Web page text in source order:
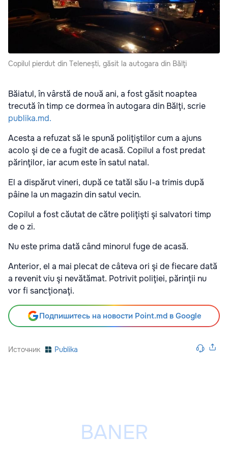
Copilul pierdut din Telenești, găsit la autogara din Bălţi
Băiatul, în vârstă de nouă ani, a fost găsit noaptea
trecută în timp ce dormea în autogara din Bălţi, scrie
publika.md.
Acesta a refuzat să le spună poliţiştilor cum a ajuns
acolo şi de ce a fugit de acasă. Copilul a fost predat
părinţilor, iar acum este în satul natal.
El a dispărut vineri, după ce tatăl său l-a trimis după
pâine la un magazin din satul vecin.
Copilul a fost căutat de către poliţişti şi salvatori timp
de o zi.
Nu este prima dată când minorul fuge de acasă.
Anterior, el a mai plecat de câteva ori şi de fiecare dată
a revenit viu şi nevătămat. Potrivit poliţiei, părinţii nu
vor fi sancţionaţi.
Подпишитесь на новости Point.md в Google
Источник Publika